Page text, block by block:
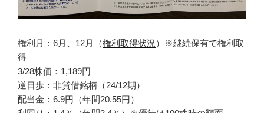
権利月：6月、12月（権利取得状況 ）※継続保有で権利取
得
3/28株価：1,189円
逆日歩：非貸借銘柄（24/12期）
配当金：6.9円（年間20.55円）